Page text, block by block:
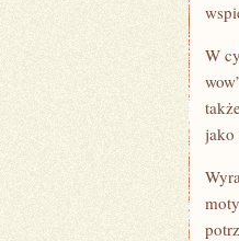
W
jako